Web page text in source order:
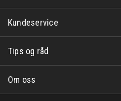
Kundeservice
Tips og råd
Om oss